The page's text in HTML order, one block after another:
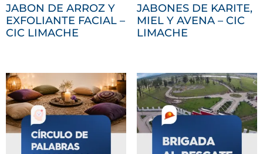
JABON DE ARROZ Y
EXFOLIANTE FACIAL –
CIC LIMACHE
JABONES DE KARITE,
MIEL Y AVENA – CIC
LIMACHE